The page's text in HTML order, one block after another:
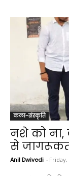
कला-संस्कृति
नशे को ना,
से
Anil Dwivedi - Friday,